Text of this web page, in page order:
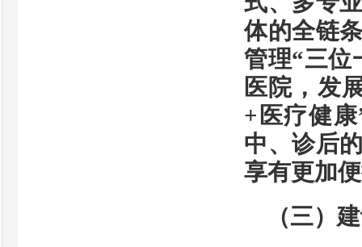
体的全链
管理“三位
医院，发
+医疗健
中、诊后
享有更加
（三）